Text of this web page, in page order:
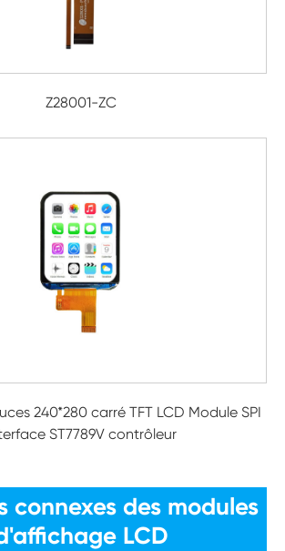
Z28001-ZC
240*280 carré TFT LCD Module SPI
ST7789V contrôleur
connexes des modules
LCD